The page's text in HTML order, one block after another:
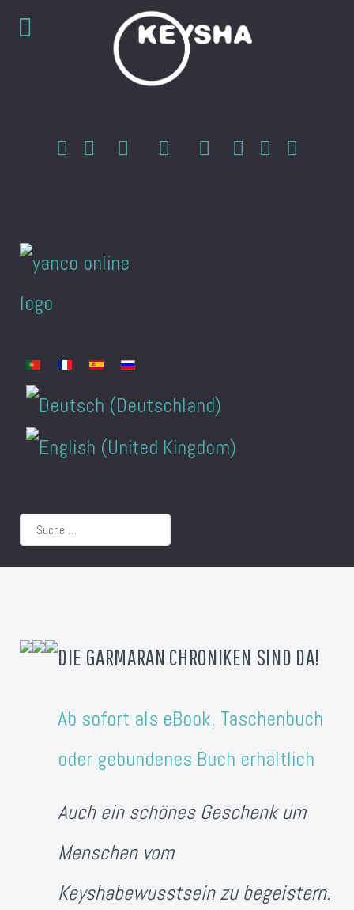
Sprache auswählen
Suchen
DIE GARMARAN CHRONIKEN SIND DA!
Ab sofort als eBook, Taschenbuch
oder gebundenes Buch erhältlich
Auch ein schönes Geschenk um
Menschen vom
Keyshabewusstsein zu begeistern.